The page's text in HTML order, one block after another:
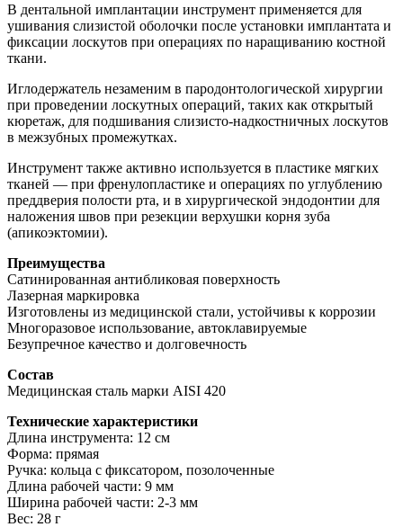
В дентальной имплантации инструмент применяется для
ушивания слизистой оболочки после установки имплантата и
фиксации лоскутов при операциях по наращиванию костной
ткани.
Иглодержатель незаменим в пародонтологической хирургии
при проведении лоскутных операций, таких как открытый
кюретаж, для подшивания слизисто-надкостничных лоскутов
в межзубных промежутках.
Инструмент также активно используется в пластике мягких
тканей — при френулопластике и операциях по углублению
преддверия полости рта, и в хирургической эндодонтии для
наложения швов при резекции верхушки корня зуба
(апикоэктомии).
Преимущества
Сатинированная антибликовая поверхность
Лазерная маркировка
Изготовлены из медицинской стали, устойчивы к коррозии
Многоразовое использование, автоклавируемые
Безупречное качество и долговечность
Состав
Медицинская сталь марки AISI 420
Технические характеристики
Длина инструмента: 12 см
Форма: прямая
Ручка: кольца с фиксатором, позолоченные
Длина рабочей части: 9 мм
Ширина рабочей части: 2-3 мм
Вес: 28 г